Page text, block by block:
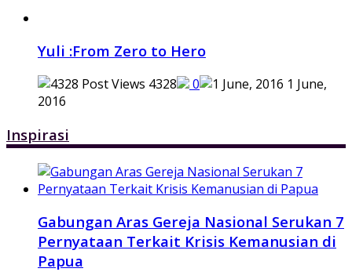
Yuli :From Zero to Hero
4328 0
1 June,
2016
Inspirasi
Gabungan Aras Gereja Nasional Serukan 7
Pernyataan Terkait Krisis Kemanusian di
Papua